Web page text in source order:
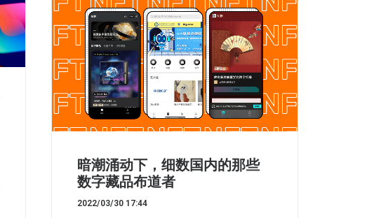
暗潮涌动下，细数国内的那些
数字藏品布道者
2022/03/30 17:44